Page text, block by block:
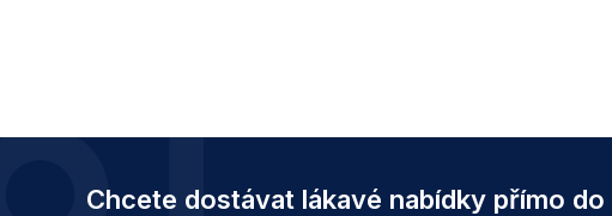
Chcete dostávat lákavé nabídky přímo